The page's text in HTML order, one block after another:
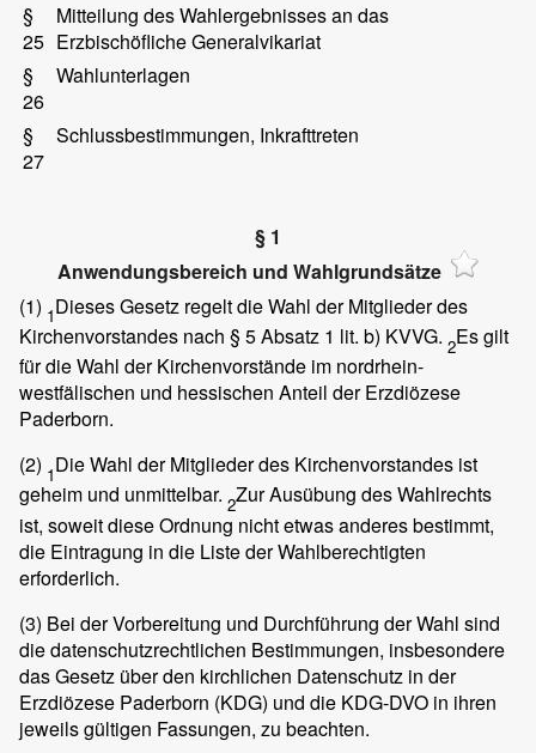
§
25
Mitteilung des Wahlergebnisses an das
Erzbischöfliche Generalvikariat
§
26
Wahlunterlagen
§
27
Schlussbestimmungen, Inkrafttreten
§ 1
Anwendungsbereich und Wahlgrundsätze
(1) 1Dieses Gesetz regelt die Wahl der Mitglieder des
Kirchenvorstandes nach § 5 Absatz 1 lit. b) KVVG. 2Es gilt
für die Wahl der Kirchenvorstände im nordrhein-
westfälischen und hessischen Anteil der Erzdiözese
Paderborn.
(2) 1Die Wahl der Mitglieder des Kirchenvorstandes ist
geheim und unmittelbar. 2Zur Ausübung des Wahlrechts
ist, soweit diese Ordnung nicht etwas anderes bestimmt,
die Eintragung in die Liste der Wahlberechtigten
erforderlich.
(3) Bei der Vorbereitung und Durchführung der Wahl sind
die datenschutzrechtlichen Bestimmungen, insbesondere
das Gesetz über den kirchlichen Datenschutz in der
Erzdiözese Paderborn (KDG) und die KDG-DVO in ihren
jeweils gültigen Fassungen, zu beachten.